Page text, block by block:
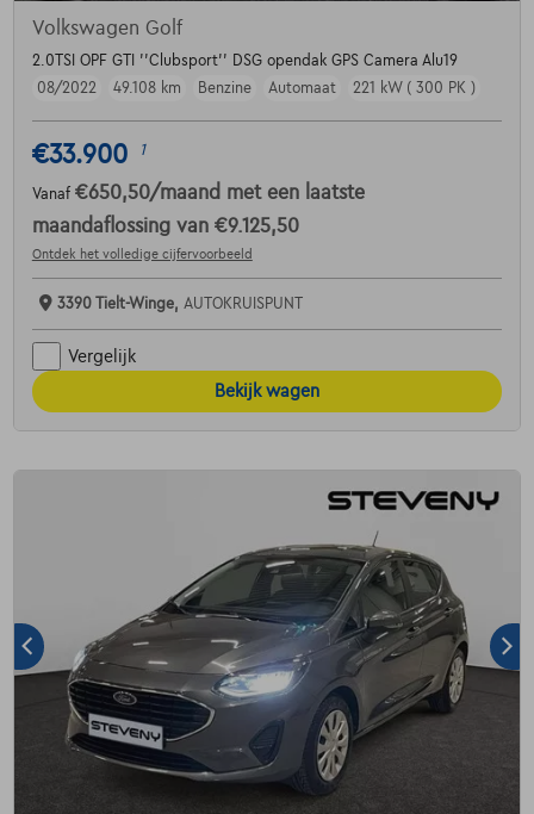
Volkswagen Golf
2.0TSI OPF GTI ''Clubsport'' DSG opendak GPS Camera Alu19
08/2022
49.108 km Benzine Automaat 221 kW ( 300 PK )
€33.900 1
Vanaf €650,50/maand met een laatste
maandaflossing van €9.125,50
Ontdek het volledige cijfervoorbeeld
3390 Tielt-Winge, AUTOKRUISPUNT
Vergelijk
Bekijk wagen